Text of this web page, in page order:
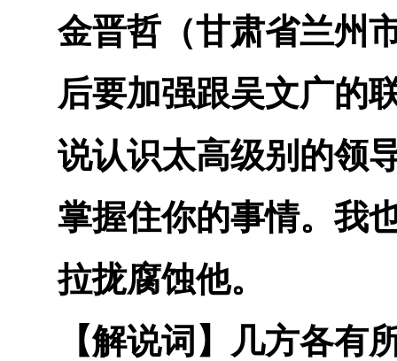
金晋哲（甘肃省兰州
后要加强跟吴文广的
说认识太高级别的领
掌握住你的事情。我
拉拢腐蚀他。
【解说词】
几方各有